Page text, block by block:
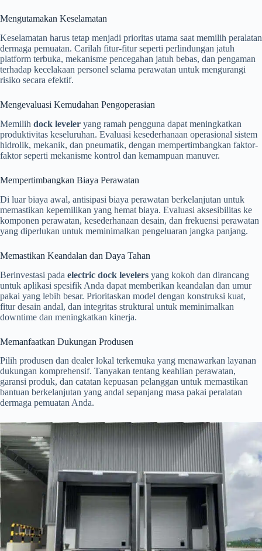
Mengutamakan Keselamatan
Keselamatan harus tetap menjadi prioritas utama saat memilih peralatan
dermaga pemuatan. Carilah fitur-fitur seperti perlindungan jatuh
platform terbuka, mekanisme pencegahan jatuh bebas, dan pengaman
terhadap kecelakaan personel selama perawatan untuk mengurangi
risiko secara efektif.
Mengevaluasi Kemudahan Pengoperasian
Memilih dock leveler yang ramah pengguna dapat meningkatkan
produktivitas keseluruhan. Evaluasi kesederhanaan operasional sistem
hidrolik, mekanik, dan pneumatik, dengan mempertimbangkan faktor-
faktor seperti mekanisme kontrol dan kemampuan manuver.
Mempertimbangkan Biaya Perawatan
Di luar biaya awal, antisipasi biaya perawatan berkelanjutan untuk
memastikan kepemilikan yang hemat biaya. Evaluasi aksesibilitas ke
komponen perawatan, kesederhanaan desain, dan frekuensi perawatan
yang diperlukan untuk meminimalkan pengeluaran jangka panjang.
Memastikan Keandalan dan Daya Tahan
Berinvestasi pada electric dock levelers yang kokoh dan dirancang
untuk aplikasi spesifik Anda dapat memberikan keandalan dan umur
pakai yang lebih besar. Prioritaskan model dengan konstruksi kuat,
fitur desain andal, dan integritas struktural untuk meminimalkan
downtime dan meningkatkan kinerja.
Memanfaatkan Dukungan Produsen
Pilih produsen dan dealer lokal terkemuka yang menawarkan layanan
dukungan komprehensif. Tanyakan tentang keahlian perawatan,
garansi produk, dan catatan kepuasan pelanggan untuk memastikan
bantuan berkelanjutan yang andal sepanjang masa pakai peralatan
dermaga pemuatan Anda.